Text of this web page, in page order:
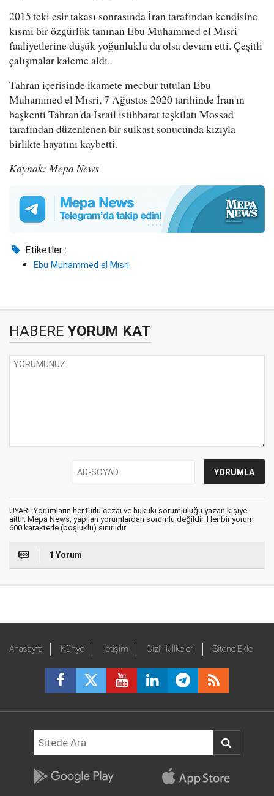
2015'teki esir takası sonrasında İran tarafından kendisine
kısmi bir özgürlük tanınan Ebu Muhammed el Mısri
faaliyetlerine düşük yoğunluklu da olsa devam etti. Çeşitli
çalışmalar kaleme aldı.
Tahran içerisinde ikamete mecbur tutulan Ebu
Muhammed el Mısri, 7 Ağustos 2020 tarihinde İran'ın
başkenti Tahran'da İsrail istihbarat teşkilatı Mossad
tarafından düzenlenen bir suikast sonucunda kızıyla
birlikte hayatını kaybetti.
Kaynak: Mepa News
Etiketler :
Ebu Muhammed el Mısri
HABERE YORUM KAT
UYARI: Yorumların her türlü cezai ve hukuki sorumluluğu yazan kişiye
aittir. Mepa News, yapılan yorumlardan sorumlu değildir. Her bir yorum
600 karakterle (boşluklu) sınırlıdır.
1 Yorum
Anasayfa Künye İletişim Gizlilik İlkeleri Sitene Ekle